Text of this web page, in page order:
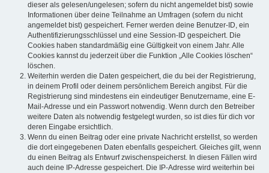
dieser als gelesen/ungelesen; sofern du nicht angemeldet bist) sowie
Informationen über deine Teilnahme an Umfragen (sofern du nicht
angemeldet bist) gespeichert. Ferner werden deine Benutzer-ID, ein
Authentifizierungsschlüssel und eine Session-ID gespeichert. Die
Cookies haben standardmäßig eine Gültigkeit von einem Jahr. Alle
Cookies kannst du jederzeit über die Funktion „Alle Cookies löschen“
löschen.
Weiterhin werden die Daten gespeichert, die du bei der Registrierung,
in deinem Profil oder deinem persönlichem Bereich angibst. Für die
Registrierung sind mindestens ein eindeutiger Benutzername, eine E-
Mail-Adresse und ein Passwort notwendig. Wenn durch den Betreiber
weitere Daten als notwendig festgelegt wurden, so ist dies für dich vor
deren Eingabe ersichtlich.
Wenn du einen Beitrag oder eine private Nachricht erstellst, so werden
die dort eingegebenen Daten ebenfalls gespeichert. Gleiches gilt, wenn
du einen Beitrag als Entwurf zwischenspeicherst. In diesen Fällen wird
auch deine IP-Adresse gespeichert. Die IP-Adresse wird weiterhin bei